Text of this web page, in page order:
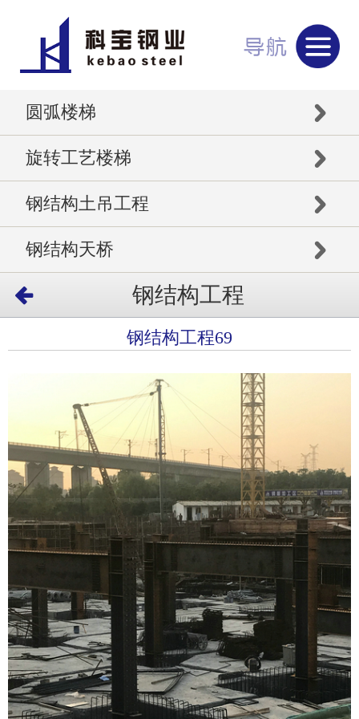
圆弧楼梯
旋转工艺楼梯
钢结构土吊工程
钢结构天桥
钢结构工程
钢结构工程69